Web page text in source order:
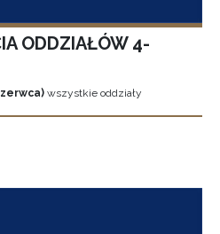
ODDZIAŁÓW 4-
wszystkie oddziały